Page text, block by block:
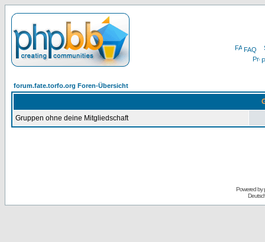
FAQ
forum.fate.torfo.org Foren-Übersicht
Gruppen ohne deine Mitgliedschaft
Powered by